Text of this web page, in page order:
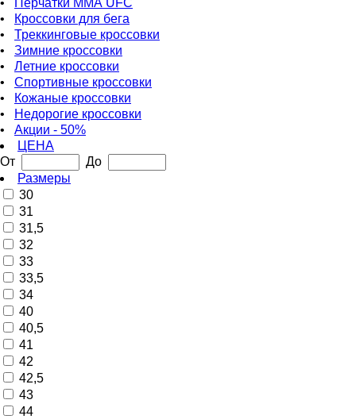
•
Перчатки ММА UFC
•
Кроссовки для бега
• Треккинговые кроссовки
• Зимние кроссовки
• Летние кроссовки
• Спортивные кроссовки
•
Кожаные кроссовки
•
Недорогие кроссовки
• Акции - 50%
ЦЕНА
От
До
Размеры
30
31
31,5
32
33
33,5
34
40
40,5
41
42
42,5
43
44